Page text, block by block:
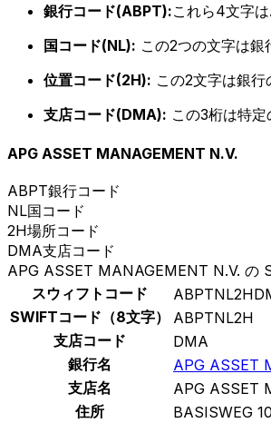
銀行コード(ABPT):これら4文字
国コード(NL): この2つの文字は銀
位置コード(2H): この2文字は銀行
支店コード(DMA): この3桁は特
APG ASSET MANAGEMENT N.V.
ABPT銀行コード
NL国コード
2H場所コード
DMA支店コード
APG ASSET MANAGEMENT N.V. の
スウィフトコード
SWIFTコード（8文字）
ABPTNL2H
支店コード
DMA
銀行名
APG ASSET
支店名
APG ASSET
住所
BASISWEG 10